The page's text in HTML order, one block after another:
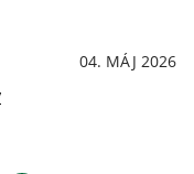
04. MÁJ 2026